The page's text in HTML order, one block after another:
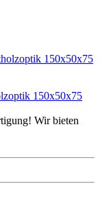
150x50x75
Wir bieten